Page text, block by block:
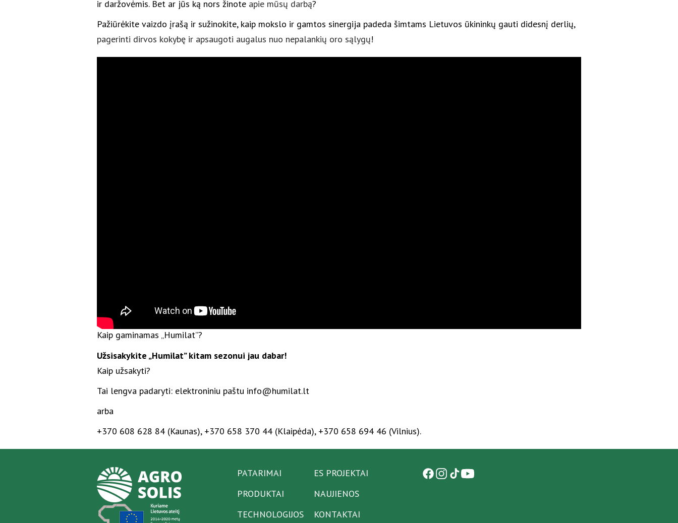
ir daržovėmis. Bet ar jūs ką nors žinote apie mūsų darbą?
Pažiūrėkite vaizdo įrašą ir sužinokite, kaip mokslo ir gamtos sinergija padeda šimtams Lietuvos ūkininkų gauti didesnį derlių,
pagerinti dirvos kokybę ir apsaugoti augalus nuo nepalankių oro sąlygų!
Kaip gaminamas „Humilat”?
Užsisakykite „Humilat” kitam sezonui jau dabar!
Kaip užsakyti?
Tai lengva padaryti: elektroniniu paštu info@humilat.lt
arba
+370 608 628 84 (Kaunas), +370 658 370 44 (Klaipėda), +370 658 694 46 (Vilnius).
PATARIMAI
PRODUKTAI
TECHNOLOGIJOS
ES PROJEKTAI
NAUJIENOS
KONTAKTAI